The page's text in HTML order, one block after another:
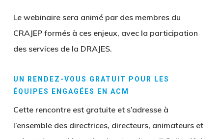
Le webinaire sera animé par des membres du
CRAJEP formés à ces enjeux, avec la participation
des services de la DRAJES.
UN RENDEZ-VOUS GRATUIT POUR LES
ÉQUIPES ENGAGÉES EN ACM
Cette rencontre est gratuite et s’adresse à
l’ensemble des directrices, directeurs, animateurs et